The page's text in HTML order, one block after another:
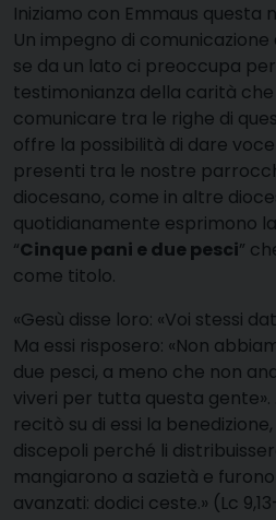
Iniziamo con Emmaus questa
Un impegno di
se da un lato ci preoccupa
testimonianza della carità
comunicare tra le righe di
offre la possibilità di dare
presenti tra le nostre
diocesano, come in altre
quotidianamente esprimono
“Cinque pani e due pesci”
come titolo.
«Gesù disse loro: «Voi stessi
Ma essi risposero: «Non
due pesci, a meno che non
viveri per tutta questa gente».
recitò su di essi la
discepoli perché li
mangiarono a sazietà e
avanzati: dodici ceste.» (Lc